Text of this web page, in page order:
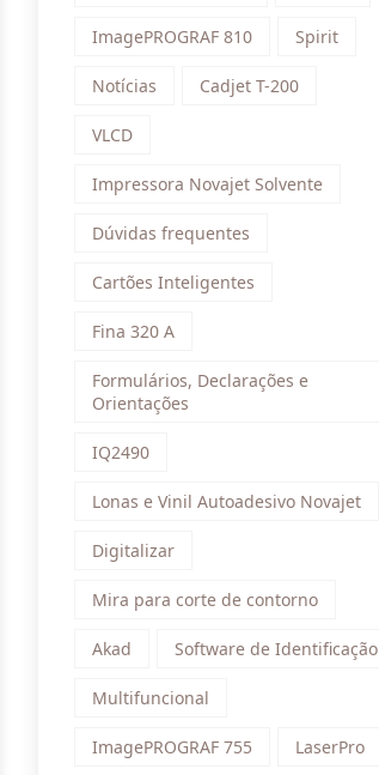
ImagePROGRAF 810 Spirit
Notícias Cadjet T-200
VLCD
Impressora Novajet Solvente
Dúvidas frequentes
Cartões Inteligentes
Fina 320 A
Formulários, Declarações e
Orientações
IQ2490
Lonas e Vinil Autoadesivo Novajet
Digitalizar
Mira para corte de contorno
Akad Software de Identificação
Multifuncional
ImagePROGRAF 755 LaserPro